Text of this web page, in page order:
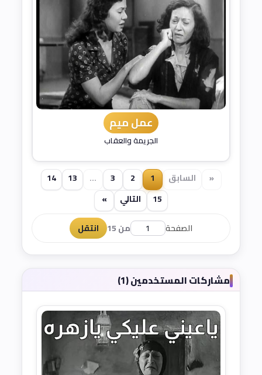
عمل ميم
الجريمة والعقاب
« السابق 1
2
3
...
13
14
15
التالي
»
الصفحة
من 15 انتقل
مشاركات المستخدمين (1)